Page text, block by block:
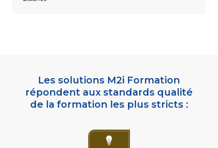
Les solutions M2i Formation
répondent aux standards qualité
de la formation les plus stricts :